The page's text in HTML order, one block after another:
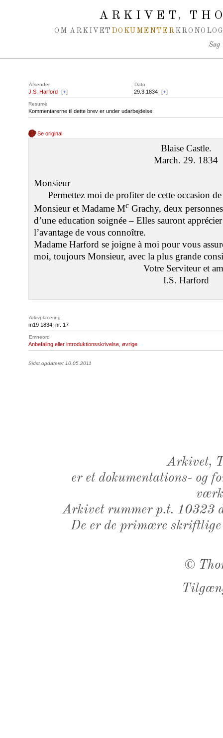
ARKIVET,
OM ARKIVET DOKUMENTER
Søg
Afsender Dato
J.S. Harford [+] 29.3.1834 [+]
Resumé
Kommentarerne til dette brev er under udarbejdelse.
Se original
Blaise Castle.
March. 29. 1834
Monsieur
Permettez moi de profiter de cette occasion
Monsieur et Madame Mc Grachy, deux
d’une education soignée – Elles sauront
l’avantage de vous connoître.
Madame Harford se joigne à moi pour vous
moi, toujours Monsieur, avec la plus grande
Votre Serviteur et
I.S. Harford
Arkivplacering
m19 1834, nr. 17
Emneord
Anbefaling eller introduktionsskrivelse, øvrige
Sidst opdateret 10.05.2011
Arkivet,
er et dokumentations- og
Arkivet rummer p.t. 10323
De er de primære
©